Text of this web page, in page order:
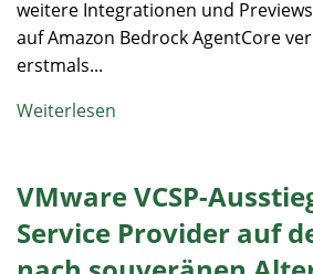
weitere Integrationen und
auf Amazon Bedrock AgentCore
erstmals...
Weiterlesen
VMware VCSP-
Service Provider auf